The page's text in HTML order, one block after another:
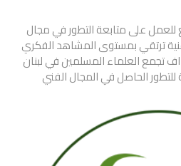
للعمل على متابعة التطور في مجال
فنية ترتقي بمستوى المشاهد الفكري
تجمع العلماء المسلمين في لبنان
الحاصل في المجال الفني